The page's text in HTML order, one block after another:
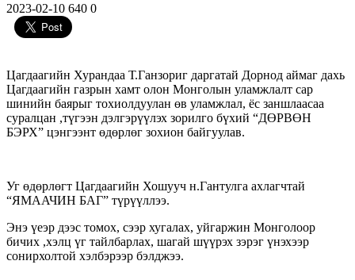
2023-02-10 640 0
Цагдаагийн Хурандаа Т.Ганзориг даргатай Дорнод аймаг дахь
Цагдаагийн газрын хамт олон Монголын уламжлалт сар
шинийн баярыг тохиолдуулан өв уламжлал, ёс заншлаасаа
суралцан ,түгээн дэлгэрүүлэх зорилго бүхий “ДӨРВӨН
БЭРХ” цэнгээнт өдөрлөг зохион байгуулав.
Уг өдөрлөгт Цагдаагийн Хошууч н.Гантулга ахлагчтай
“ЯМААЧИН БАГ” түрүүллээ.
Энэ үеэр дээс томох, сээр хугалах, уйгаржин Монголоор
бичих ,хэлц үг тайлбарлах, шагай шүүрэх зэрэг үнэхээр
сонирхолтой хэлбэрээр бэлджээ.